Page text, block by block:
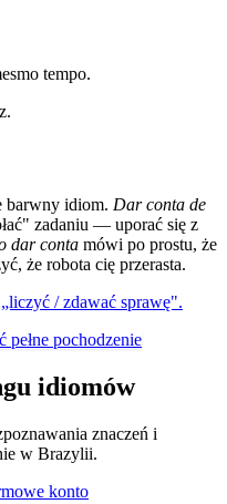
tempo.
barwny idiom. Dar conta de
zadaniu — uporać się z
dar conta mówi po prostu, że
że robota cię przerasta.
/ zdawać sprawę".
pełne pochodzenie
idiomów
znaczeń i
w Brazylii.
konto